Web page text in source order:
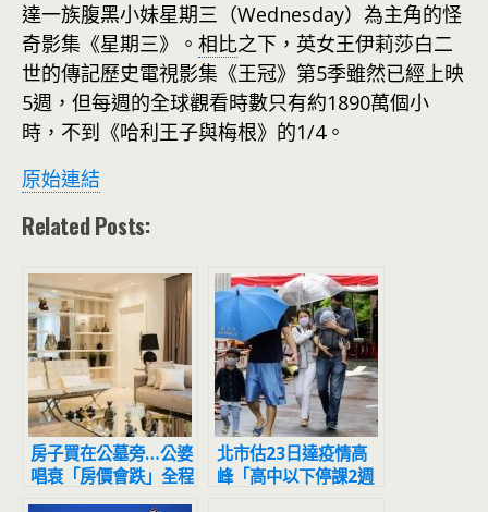
達一族腹黑小妹星期三（Wednesday）為主角的怪
奇影集《星期三》。 相比之下，英女王伊莉莎白二
世的傳記歷史電視影集《王冠》第5季雖然已經上映
5週，但每週的全球觀看時數只有約1890萬個小
時，不到《哈利王子與梅根》的1/4。
原始連結
Related Posts:
房子買在公墓旁…公婆
唱衰「房價會跌」全程
擺臭臉 人妻怒噴：等
北市估23日達疫情高
峰「高中以下停課2週